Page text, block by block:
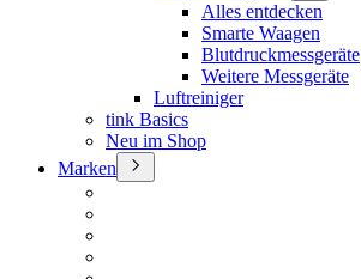
Alles entdecken
Smarte Waagen
Blutdruckmessgeräte
Weitere Messgeräte
Luftreiniger
tink Basics
Neu im Shop
Marken